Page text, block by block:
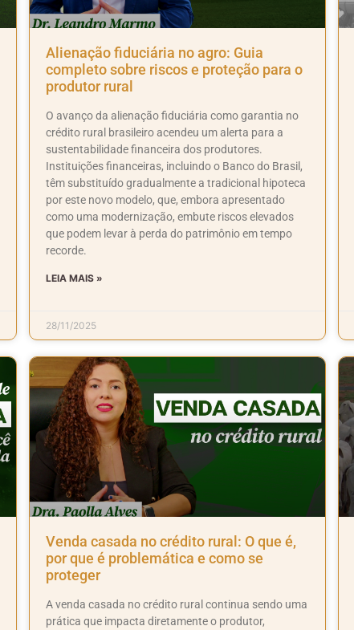
Alienação fiduciária no agro: Guia
completo sobre riscos e proteção para o
produtor rural
O avanço da alienação fiduciária como garantia no
crédito rural brasileiro acendeu um alerta para a
sustentabilidade financeira dos produtores.
Instituições financeiras, incluindo o Banco do Brasil,
têm substituído gradualmente a tradicional hipoteca
por este novo modelo, que, embora apresentado
como uma modernização, embute riscos elevados
que podem levar à perda do patrimônio em tempo
recorde.
LEIA MAIS »
28/11/2025
Venda casada no crédito rural: O que é,
por que é problemática e como se
proteger
A venda casada no crédito rural continua sendo uma
prática que impacta diretamente o produtor,